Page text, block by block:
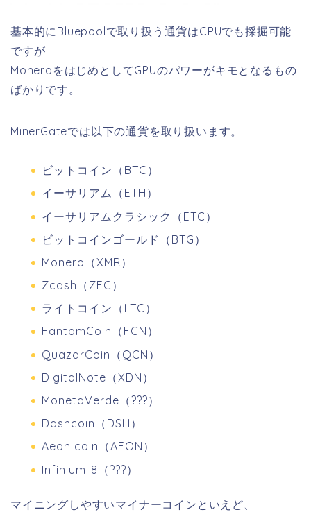
基本的にBluepoolで取り扱う通貨はCPUでも採掘可能
ですが
MoneroをはじめとしてGPUのパワーがキモとなるもの
ばかりです。
MinerGateでは以下の通貨を取り扱います。
ビットコイン（BTC）
イーサリアム（ETH）
イーサリアムクラシック（ETC）
ビットコインゴールド（BTG）
Monero（XMR）
Zcash（ZEC）
ライトコイン（LTC）
FantomCoin（FCN）
QuazarCoin（QCN）
DigitalNote（XDN）
MonetaVerde（???）
Dashcoin（DSH）
Aeon coin（AEON）
Infinium-8（???）
マイニングしやすいマイナーコインといえど、